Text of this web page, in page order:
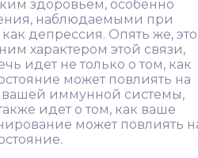
здоровьем, особенно
наблюдаемыми при
как депрессия. Опять же, это
характером этой связи,
идет не только о том, как
может повлиять на
иммунной системы,
идет о том, как ваше
может повлиять